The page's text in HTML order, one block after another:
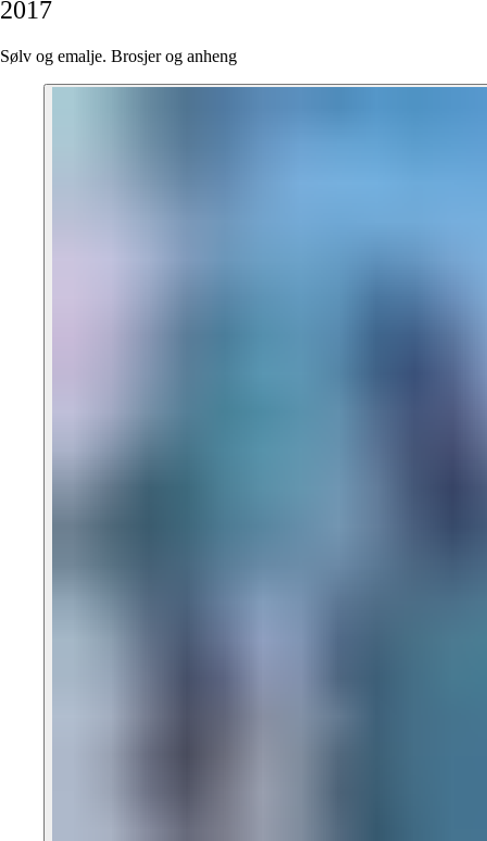
2017
Sølv og emalje. Brosjer og anheng